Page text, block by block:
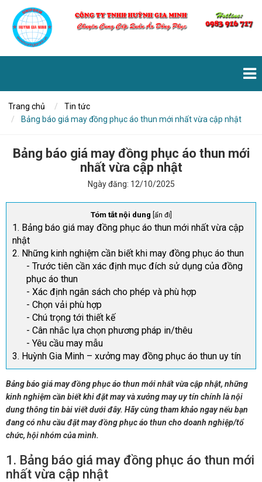
Trang chủ
Tin tức
Bảng báo giá may đồng phục áo thun mới nhất vừa cập nhật
Bảng báo giá may đồng phục áo thun mới
nhất vừa cập nhật
Ngày đăng: 12/10/2025
Tóm tắt nội dung ẩn đi
1. Bảng báo giá may đồng phục áo thun mới nhất vừa cập
nhật
2. Những kinh nghiệm cần biết khi may đồng phục áo thun
- Trước tiên cần xác định mục đích sử dụng của đồng
phục áo thun
- Xác định ngân sách cho phép và phù hợp
- Chọn vải phù hợp
- Chú trọng tới thiết kế
- Cân nhắc lựa chọn phương pháp in/thêu
- Yêu cầu may mẫu
3. Huỳnh Gia Minh – xưởng may đồng phục áo thun uy tín
Bảng báo giá may đồng phục áo thun mới nhất vừa cập nhật, những
kinh nghiệm cần biết khi đặt may và xưởng may uy tín chính là nội
dung thông tin bài viết dưới đây. Hãy cùng tham khảo ngay nếu bạn
đang có nhu cầu đặt may đồng phục áo thun cho doanh nghiệp/tổ
chức, hội nhóm của mình.
1. Bảng báo giá may đồng phục áo thun mới
nhất vừa cập nhật